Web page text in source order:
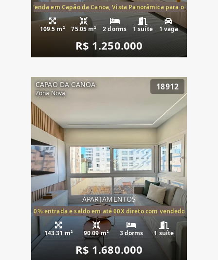
Mar à Venda em Capão da Canoa, Vista Panorâmica para o Mar, 2
109.5 m² 75.05 m² 2 dorms 1 suíte 1 vaga
R$ 1.250.000
CAPAO DA CANOA
Zona Nova
18912
APARTAMENTOS
20% entrada e saldo em até 60X direto com vendedor
143.31 m² 90.09 m² 3 dorms 1 suíte
R$ 1.680.000